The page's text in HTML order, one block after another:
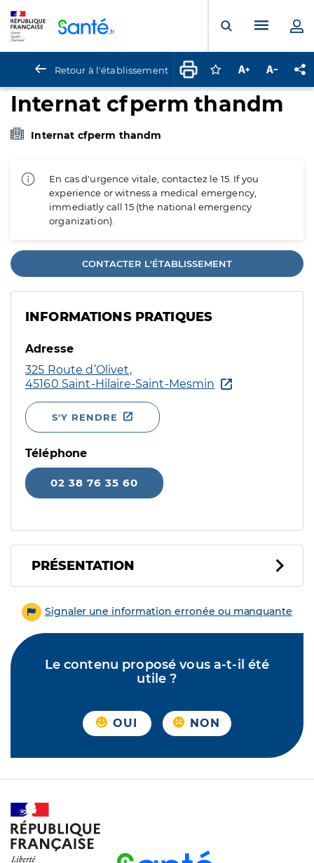
Ouvrir laMenu
Retour à l'établissement Connectez-vous
Augmenter la
Internat cfperm thandm
Internat cfperm thandm
En cas d'urgence vitale, contactez le 15. If you
experience or witness a medical emergency,
immediatly call 15 (the national emergency
organization).
CONTACTER L'ÉTABLISSEMENT
INFORMATIONS PRATIQUES
Adresse
325 Route d’Olivet,
45160 Saint-Hilaire-Saint-Mesmin
S'Y RENDRE
Téléphone
02 38 76 35 60
PRÉSENTATION
Signaler une information erronée ou manquante
Le contenu proposé vous a-t-il été
utile ?
OUI NON